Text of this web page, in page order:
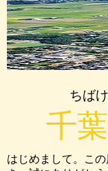
ちば
千
はじめまして。こ